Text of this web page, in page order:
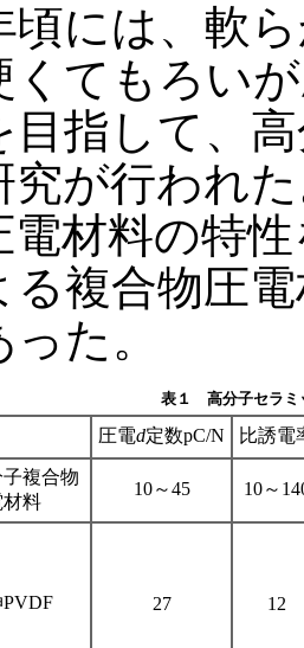
には、軟
くてもろい
目指して、
究が行われ
電材料の特
る複合物圧
た。
表１ 高分子セラミ
圧電d定数pC/N 比誘電
複合物
材料
10～45 10～
27 12